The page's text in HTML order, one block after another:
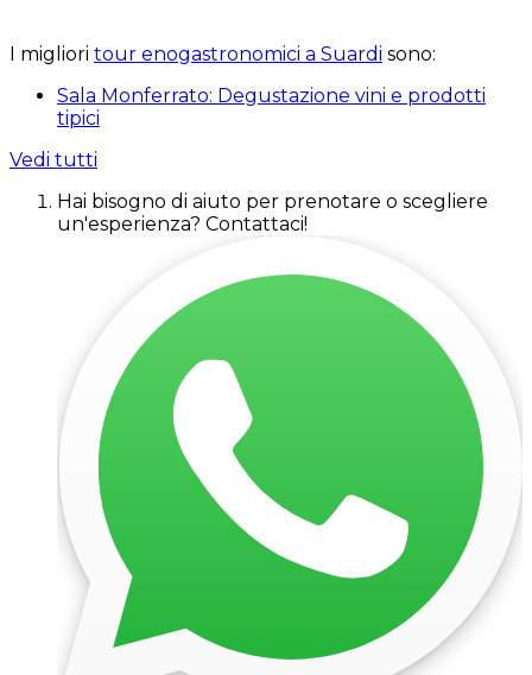
I migliori tour enogastronomici a Suardi sono:
Sala Monferrato: Degustazione vini e prodotti
tipici
Vedi tutti
Hai bisogno di aiuto per prenotare o scegliere
un'esperienza? Contattaci!